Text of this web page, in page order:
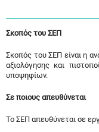
Σκοπός του ΣΕΠ
Σκοπός του ΣΕΠ είναι η
αξιολόγησης και
υποψηφίων.
Σε ποιους απευθύνεται
Το ΣΕΠ απευθύνεται σε